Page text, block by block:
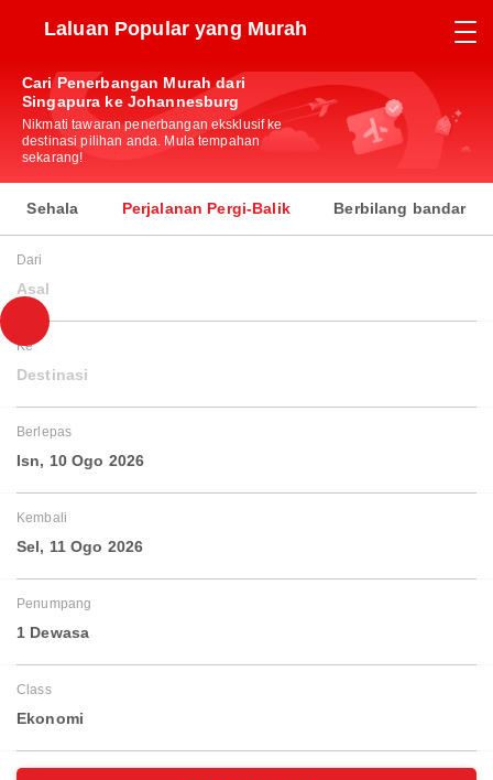
Laluan Popular yang Murah
Cari Penerbangan Murah dari
Singapura ke Johannesburg
Nikmati tawaran penerbangan eksklusif ke
destinasi pilihan anda. Mula tempahan
sekarang!
Sehala Perjalanan Pergi-Balik Berbilang bandar
Dari
Asal
Ke
Destinasi
Berlepas
Isn, 10 Ogo 2026
Kembali
Sel, 11 Ogo 2026
Penumpang
1 Dewasa
Class
Ekonomi